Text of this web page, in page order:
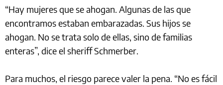
“Hay mujeres que se ahogan. Algunas de las que
encontramos estaban embarazadas. Sus hijos se
ahogan. No se trata solo de ellas, sino de familias
enteras”, dice el sheriff Schmerber.
Para muchos, el riesgo parece valer la pena. “No es fácil